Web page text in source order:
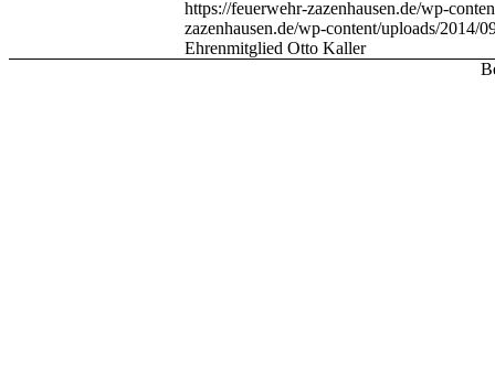
https://feuerwehr-zazenhausen.de/wp-
zazenhausen.de/wp-content/uploads/2014/
Ehrenmitglied Otto Kaller